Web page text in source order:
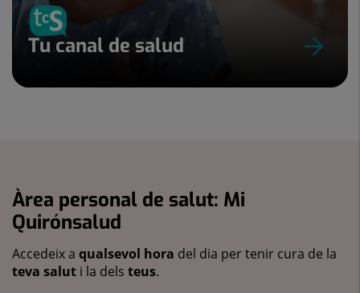
Tu canal de salud
Àrea personal de salut: Mi
Quirónsalud
Accedeix a qualsevol hora del dia per tenir cura de la
teva salut i la dels teus.